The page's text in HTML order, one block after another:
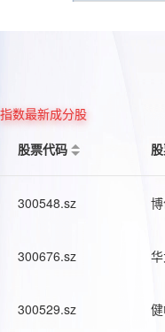
指数最新成分股
股票代码
300548.sz
300676.sz
300529.sz